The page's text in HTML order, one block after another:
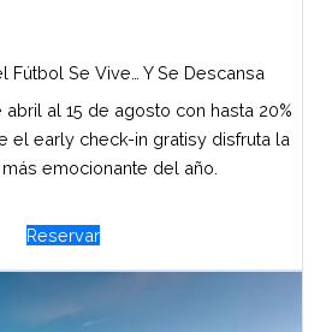
Fútbol Se Vive… Y Se Descansa
al 15 de agosto con hasta 20%
el early check-in gratisy disfruta la
emocionante del año.
Reservar